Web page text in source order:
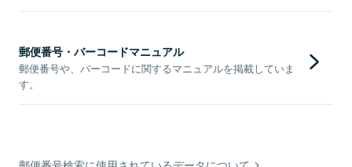
郵便番号・バーコードマニュアル
郵便番号や、バーコードに関するマニュアルを掲載していま
す。